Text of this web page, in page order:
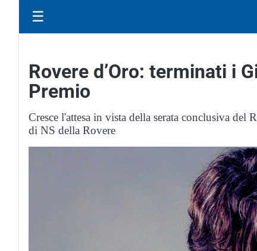
☰
Rovere d’Oro: terminati i
Premio
Cresce l'attesa in vista della serata conclusiva
di NS della Rovere